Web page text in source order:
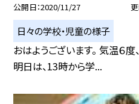
公開日 2020/11/27
日々の学校・児童の様子
おはようございます。 気温６
明日は、13時から学...